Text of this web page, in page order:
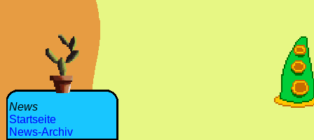
News
Startseite
News-Archiv